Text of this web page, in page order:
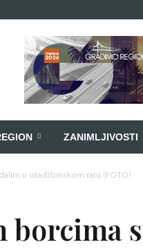
ZANIMLJIVOSTI
u otadžbinskom ratu (FOTO)
borcima